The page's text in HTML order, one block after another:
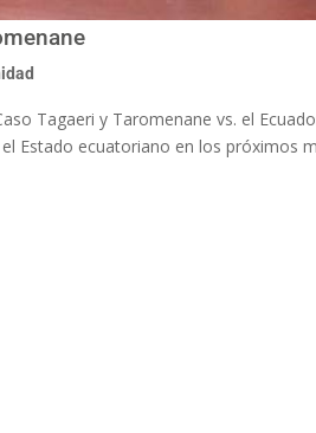
Tagaeri y Taromenane vs. el
Estado ecuatoriano en los próximos